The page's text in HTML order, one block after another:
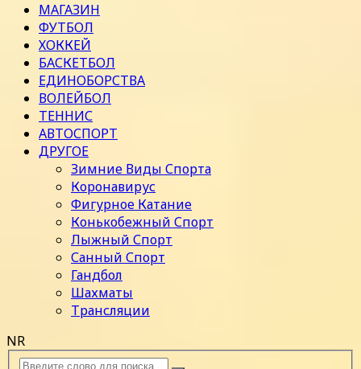
МАГАЗИН
ФУТБОЛ
ХОККЕЙ
БАСКЕТБОЛ
ЕДИНОБОРСТВА
ВОЛЕЙБОЛ
ТЕННИС
АВТОСПОРТ
ДРУГОЕ
Зимние Виды Спорта
Коронавирус
Фигурное Катание
Конькобежный Спорт
Лыжный Спорт
Санный Спорт
Гандбол
Шахматы
Трансляции
NR